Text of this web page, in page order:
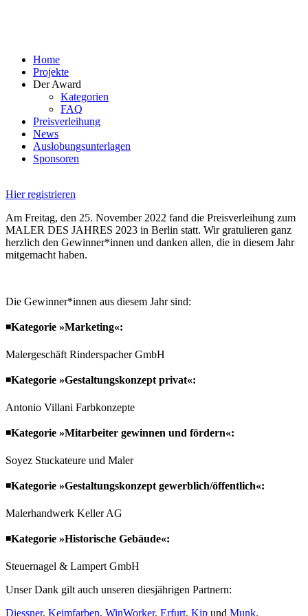
Home
Projekte
Der Award
Kategorien
FAQ
Preisverleihung
News
Auslobungsunterlagen
Sponsoren
Hier registrieren
Am Freitag, den 25. November 2022 fand die Preisverleihung zum
MALER DES JAHRES 2023 in Berlin statt. Wir gratulieren ganz
herzlich den Gewinner*innen und danken allen, die in diesem Jahr
mitgemacht haben.
Die Gewinner*innen aus diesem Jahr sind:
◾️Kategorie »Marketing«:
Malergeschäft Rinderspacher GmbH
◾️Kategorie »Gestaltungskonzept privat«:
Antonio Villani Farbkonzepte
◾️Kategorie »Mitarbeiter gewinnen und fördern«:
Soyez Stuckateure und Maler
◾️Kategorie »Gestaltungskonzept gewerblich/öffentlich«:
Malerhandwerk Keller AG
◾️Kategorie »Historische Gebäude«:
Steuernagel & Lampert GmbH
Unser Dank gilt auch unseren diesjährigen Partnern:
Diessner, Keimfarben, WinWorker, Erfurt, Kip und Munk.